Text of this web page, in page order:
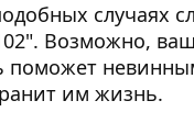
случаях
Возможно,
поможет
им жизнь.